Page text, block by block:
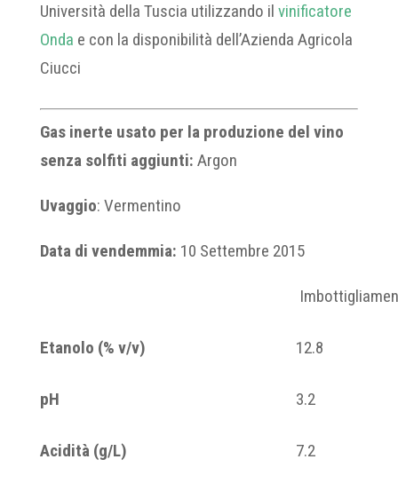
Università della Tuscia utilizzando il vinificatore
Onda e con la disponibilità dell’Azienda Agricola
Ciucci
Gas inerte usato per la produzione del vino
senza solfiti aggiunti: Argon
Uvaggio: Vermentino
Data di vendemmia: 10 Settembre 2015
Etanolo (% v/v) 12.8
pH 3.2
Acidità (g/L) 7.2